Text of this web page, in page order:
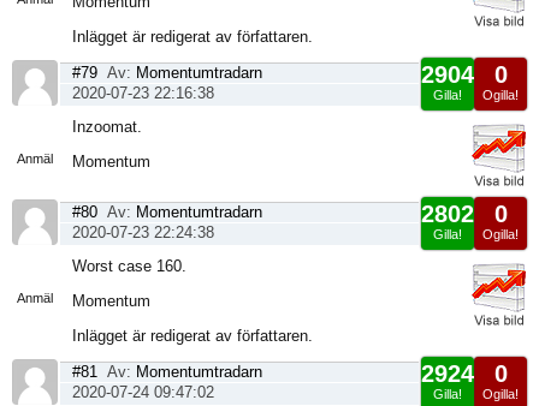
Inlägget är redigerat av författaren.
Anmäl
0
Ogilla!
2904
Gilla!
#79 Av: Momentumtradarn
2020-07-23 22:16:38
Inzoomat.
Momentum
Anmäl
0
Ogilla!
2802
Gilla!
#80 Av: Momentumtradarn
2020-07-23 22:24:38
Worst case 160.
Momentum
Inlägget är redigerat av författaren.
0
Ogilla!
2924
Gilla!
#81 Av: Momentumtradarn
2020-07-24 09:47:02